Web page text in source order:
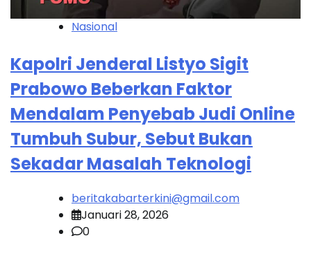
Nasional
Kapolri Jenderal Listyo Sigit
Prabowo Beberkan Faktor
Mendalam Penyebab Judi Online
Tumbuh Subur, Sebut Bukan
Sekadar Masalah Teknologi
beritakabarterkini@gmail.com
Januari 28, 2026
0